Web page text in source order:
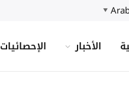
▼
الأخبار الإحصائيات